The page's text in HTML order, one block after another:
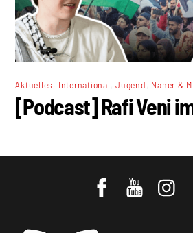
Aktuelles International ,Jugend Naher &
[Podcast] Rafi Veni